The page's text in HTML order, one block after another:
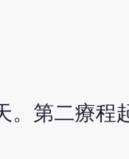
。第二療程